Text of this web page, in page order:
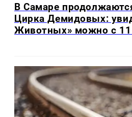
В Самаре
Цирка Демидовых:
Животных» можно с